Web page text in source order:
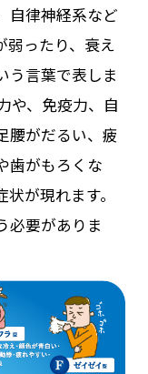
自律神経系など
弱ったり、衰え
う言葉で表しま
や、免疫力、自
腰がだるい、疲
歯がもろくな
が現れます。
必要がありま